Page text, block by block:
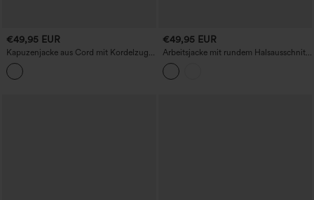
€49,95 EUR
Kapuzenjacke aus Cord mit Kordelzug,
langen Ärmeln und Taschen für lässige
Anlässe
€49,95 EUR
Arbeitsjacke mit rundem Halsausschnitt
und langen Ärmeln